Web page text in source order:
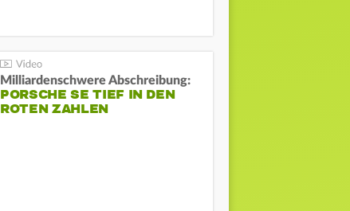
Milliardenschwere Abschreibung:
PORSCHE SE TIEF IN DEN
ROTEN ZAHLEN